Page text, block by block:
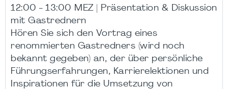
12:00 - 13:00 MEZ | Präsentation & Diskussion
mit Gastrednern
Hören Sie sich den Vortrag eines
renommierten Gastredners (wird noch
bekannt gegeben) an, der über persönliche
Führungserfahrungen, Karrierelektionen und
Inspirationen für die Umsetzung von